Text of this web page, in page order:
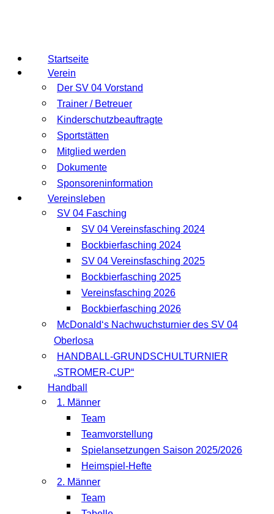
Startseite
Verein
Der SV 04 Vorstand
Trainer / Betreuer
Kinderschutzbeauftragte
Sportstätten
Mitglied werden
Dokumente
Sponsoreninformation
Vereinsleben
SV 04 Fasching
SV 04 Vereinsfasching 2024
Bockbierfasching 2024
SV 04 Vereinsfasching 2025
Bockbierfasching 2025
Vereinsfasching 2026
Bockbierfasching 2026
McDonald‘s Nachwuchsturnier des SV 04
Oberlosa
HANDBALL-GRUNDSCHULTURNIER
„STROMER-CUP“
Handball
1. Männer
Team
Teamvorstellung
Spielansetzungen Saison 2025/2026
Heimspiel-Hefte
2. Männer
Team